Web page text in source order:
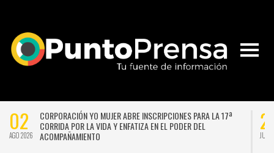
02
AGO 2026
CORPORACIÓN YO MUJER ABRE INSCRIPCIONES PARA LA 17ª
CORRIDA POR LA VIDA Y ENFATIZA EN EL PODER DEL
ACOMPAÑAMIENTO
JUL